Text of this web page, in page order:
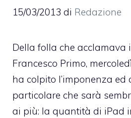
15/03/2013 di Redazione
Della folla che acclamava
Francesco Primo,
ha colpito l’imponenza ed
particolare che sarà
ai più: la quantità di iPad